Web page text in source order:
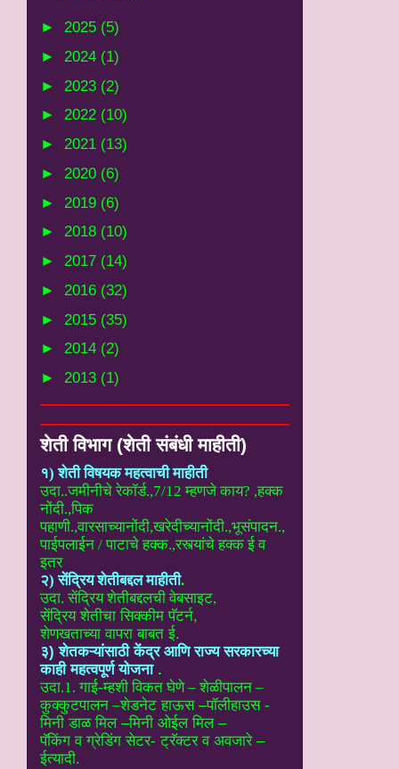
► 2025 (5)
► 2024 (1)
► 2023 (2)
► 2022 (10)
► 2021 (13)
► 2020 (6)
► 2019 (6)
► 2018 (10)
► 2017 (14)
► 2016 (32)
► 2015 (35)
► 2014 (2)
► 2013 (1)
शेती विभाग (शेती संबंधी माहीती)
१) शेती विषयक महत्वाची माहीती
उदा..जमीनीचे रेकॉर्ड.,7/12 म्हणजे काय? ,हक्क
नोंदी.,पिक
पहाणी.,वारसाच्यानोंदी,खरेदीच्यानोंदी.,भूसंपादन.,
पाईपलाईन / पाटाचे हक्क.,रस्त्यांचे हक्क ईव
इतर
२) सेंद्रिय शेतीबद्दल माहीती.
उदा. सेंद्रिय शेतीबद्दलची वेबसाइट,
सेंद्रिय शेतीचा सिक्कीम पॅटर्न,
शेणखताच्या वापरा बाबत ई.
३) शेतकऱ्यांसाठी केंद्र आणि राज्य सरकारच्या
काही महत्वपूर्ण योजना.
उदा.1. गाई-म्हशी विकत घेणे – शेळीपालन –
कुक्कुटपालन –शेडनेट हाऊस –पॉलीहाउस -
मिनी डाळ मिल –मिनी ओईल मिल –
पॅकिंग व ग्रेडिंग सेटर- ट्रॅक्टर व अवजारे –
ईत्यादी.